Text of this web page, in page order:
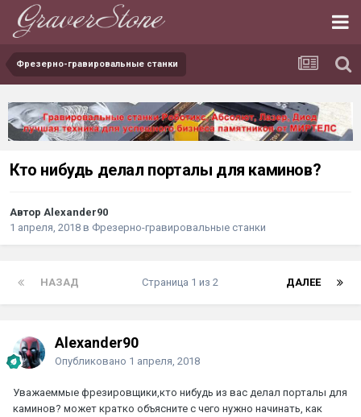
Фрезерно-гравировальные станки
Кто нибудь делал порталы для каминов?
Автор Alexander90
1 апреля, 2018 в Фрезерно-гравировальные станки
НАЗАД ДАЛЕЕ
Страница 1 из 2
Alexander90
Опубликовано 1 апреля, 2018
Уважаеммые фрезировщики,кто нибудь из вас делал порталы для
каминов? может кратко объясните с чего нужно начинать, как